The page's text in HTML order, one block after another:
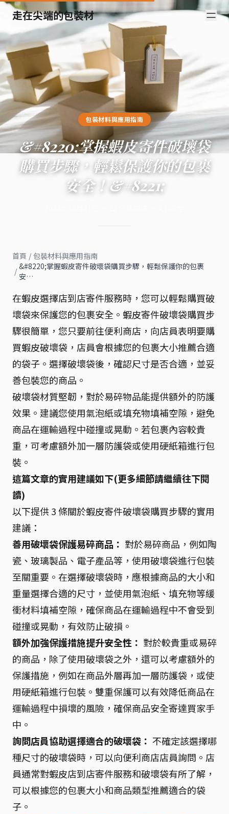
走在尖端的包裝材
包裝材料與應用指南
&#8220;掌握蝦皮寄件破壞袋
購買步驟，輕鬆保護你的包裹
安全！&#8221;
首頁 / 包裝材料與應用指南
/ &#8220;掌握蝦皮寄件破壞袋購買步驟，輕鬆保護你的包裹
安…
在蝦皮選擇店到店寄件服務時，您可以輕鬆購買破
壞袋來保護您的包裹安全。蝦皮寄件破壞袋購買步
驟很簡單，您只要前往便利商店，向店員表明要購
買蝦皮破壞袋，店員會根據您的包裹大小推薦合適
的袋子。選擇破壞袋後，確認尺寸是否合適，並妥
善包裝您的商品。
破壞袋材質堅韌，對於易碎物品能提供額外的防護
效果。建議您使用氣泡紙或填充物填補空隙，避免
商品在運輸過程中碰撞或晃動。若包裹內容較貴
重，可考慮額外加一層防護袋或使用硬紙箱進行包
裝。
這篇文章的實用建議如下(更多細節請繼續往下閱
讀)
以下提供 3 條關於蝦皮寄件破壞袋購買步驟的實用
建議：
善用破壞袋保護易碎商品： 對於易碎商品，例如陶
瓷、玻璃製品、電子產品等，使用破壞袋進行包裝
至關重要。在選擇破壞袋時，應根據商品的大小和
重量選擇合適的尺寸，並使用氣泡紙、填充物等緩
衝材料填補空隙，確保商品在運輸過程中不會受到
碰撞或晃動，有效防止破損。
額外加強保護措施提升安全性： 對於較貴重或易碎
的商品，除了使用破壞袋之外，還可以考慮額外的
保護措施，例如在商品外層再加一層防護袋，或使
用硬紙箱進行包裝。雙重保護可以有效降低商品在
運輸過程中損壞的風險，確保商品安全寄達買家手
中。
詢問店員協助選擇適合的破壞袋： 不確定該選擇哪
種尺寸的破壞袋時，可以向便利商店店員詢問。店
員通常對蝦皮店到店寄件服務和破壞袋有所了解，
可以根據您的包裹大小和商品類型推薦適合的袋
子。